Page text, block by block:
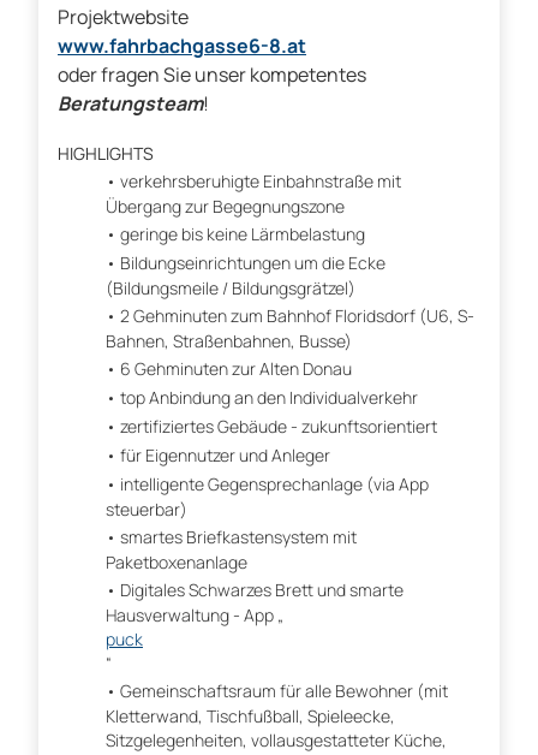
Projektwebsite
www.fahrbachgasse6-8.at
oder fragen Sie unser kompetentes
Beratungsteam!
HIGHLIGHTS
verkehrsberuhigte Einbahnstraße mit
Übergang zur Begegnungszone
geringe bis keine Lärmbelastung
Bildungseinrichtungen um die Ecke
(Bildungsmeile / Bildungsgrätzel)
2 Gehminuten zum Bahnhof Floridsdorf (U6, S-
Bahnen, Straßenbahnen, Busse)
6 Gehminuten zur Alten Donau
top Anbindung an den Individualverkehr
zertifiziertes Gebäude - zukunftsorientiert
für Eigennutzer und Anleger
intelligente Gegensprechanlage (via App
steuerbar)
smartes Briefkastensystem mit
Paketboxenanlage
Digitales Schwarzes Brett und smarte
Hausverwaltung - App „
puck
“
Gemeinschaftsraum für alle Bewohner (mit
Kletterwand, Tischfußball, Spieleecke,
Sitzgelegenheiten, vollausgestatteter Küche,